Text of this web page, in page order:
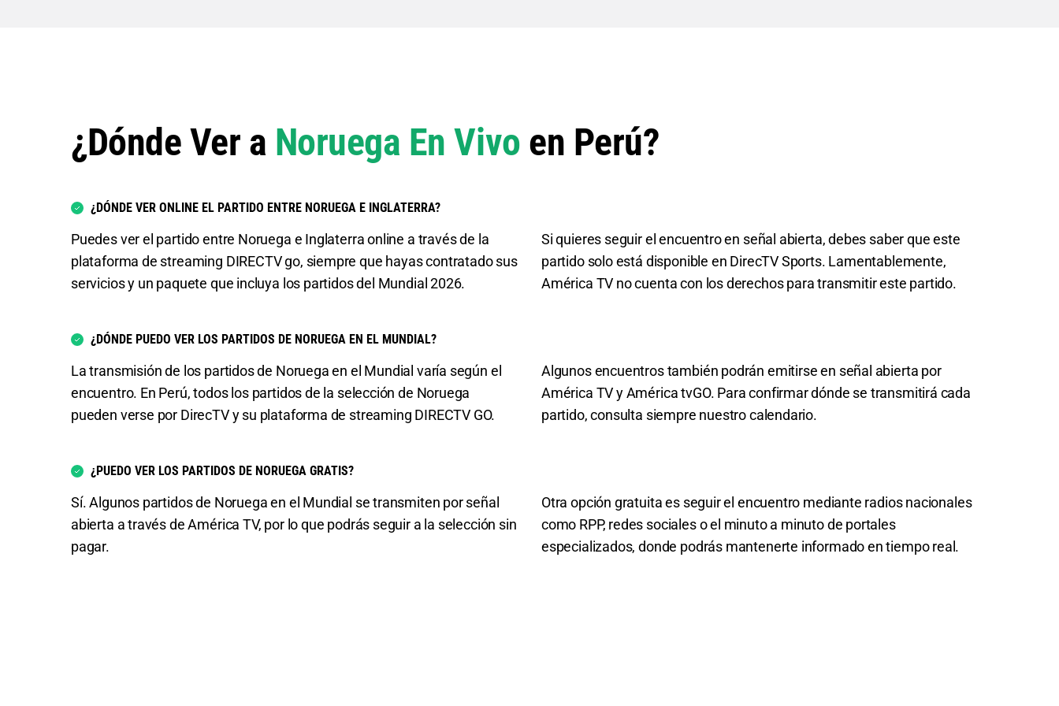
¿Dónde Ver a Noruega En Vivo en Perú?
¿DÓNDE VER ONLINE EL PARTIDO ENTRE NORUEGA E INGLATERRA?
Puedes ver el partido entre Noruega e Inglaterra online a través de la
plataforma de streaming DIRECTV go, siempre que hayas contratado sus
servicios y un paquete que incluya los partidos del Mundial 2026.
Si quieres seguir el encuentro en señal abierta, debes saber que este
partido solo está disponible en DirecTV Sports. Lamentablemente,
América TV no cuenta con los derechos para transmitir este partido.
¿DÓNDE PUEDO VER LOS PARTIDOS DE NORUEGA EN EL MUNDIAL?
La transmisión de los partidos de Noruega en el Mundial varía según el
encuentro. En Perú, todos los partidos de la selección de Noruega
pueden verse por DirecTV y su plataforma de streaming DIRECTV GO.
Algunos encuentros también podrán emitirse en señal abierta por
América TV y América tvGO. Para confirmar dónde se transmitirá cada
partido, consulta siempre nuestro calendario.
¿PUEDO VER LOS PARTIDOS DE NORUEGA GRATIS?
Sí. Algunos partidos de Noruega en el Mundial se transmiten por señal
abierta a través de América TV, por lo que podrás seguir a la selección sin
pagar.
Otra opción gratuita es seguir el encuentro mediante radios nacionales
como RPP, redes sociales o el minuto a minuto de portales
especializados, donde podrás mantenerte informado en tiempo real.